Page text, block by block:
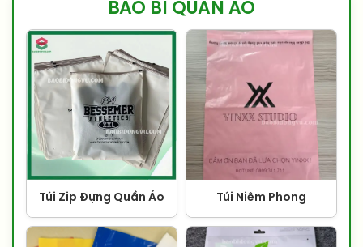
BAO BÌ QUẦN ÁO
Túi Zip Đựng Quần Áo Túi Niêm Phong